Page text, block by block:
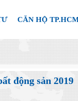
CĂN HỘ
động sản 2019